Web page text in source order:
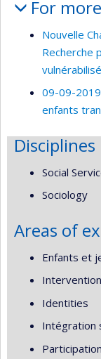
recherche
For
Nouvelle
Recherche
09-09-
enfants
Disciplines
Social
Sociology
Areas of
Enfants et
Identities
Intégration